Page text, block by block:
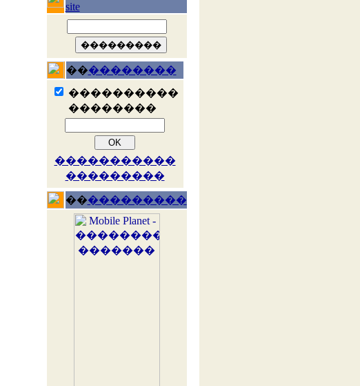
site
����������
����������
��������
�����������
���������
�����������